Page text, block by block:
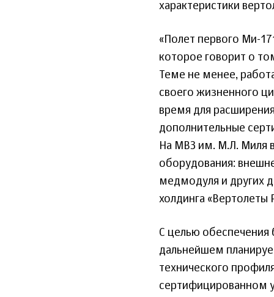
характеристики
«Полет первого Ми-
которое говорит о
Теме не менее,
своего жизненного
время для
дополнительные
На МВЗ им. М.Л. Миля
оборудования:
медмодуля и других
холдинга «Вертолеты
С целью обеспечения
дальнейшем
технического
сертифицированном